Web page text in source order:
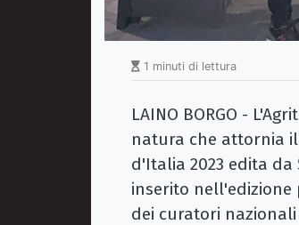
1 minuti di lettura
LAINO BORGO -
natura che attornia
d'Italia 2023 edita
inserito nell'edizione
dei curatori nazionali